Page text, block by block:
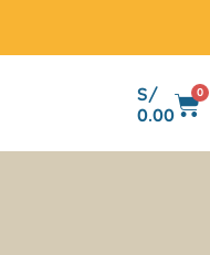
S/
0.00
0